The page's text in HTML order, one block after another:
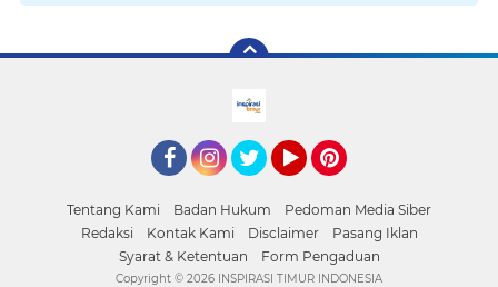
Tentang Kami Badan Hukum
Pedoman Media Siber
Redaksi
Kontak Kami Disclaimer
Pasang Iklan
Syarat & Ketentuan
Form Pengaduan
Copyright © 2026 INSPIRASI TIMUR INDONESIA